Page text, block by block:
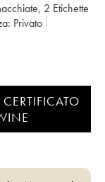
, 2 Etichette
privato